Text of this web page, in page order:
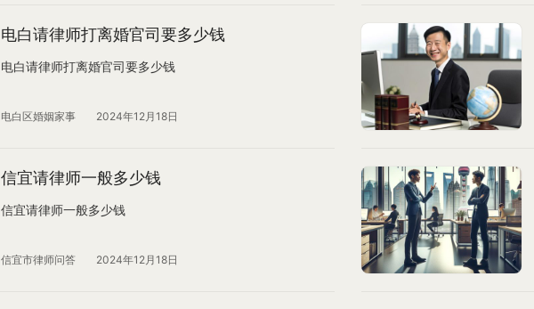
电白请律师打离婚官司要多少钱
电白请律师打离婚官司要多少钱
电白区婚姻家事 2024年12月18日
信宜请律师一般多少钱
信宜请律师一般多少钱
信宜市律师问答 2024年12月18日